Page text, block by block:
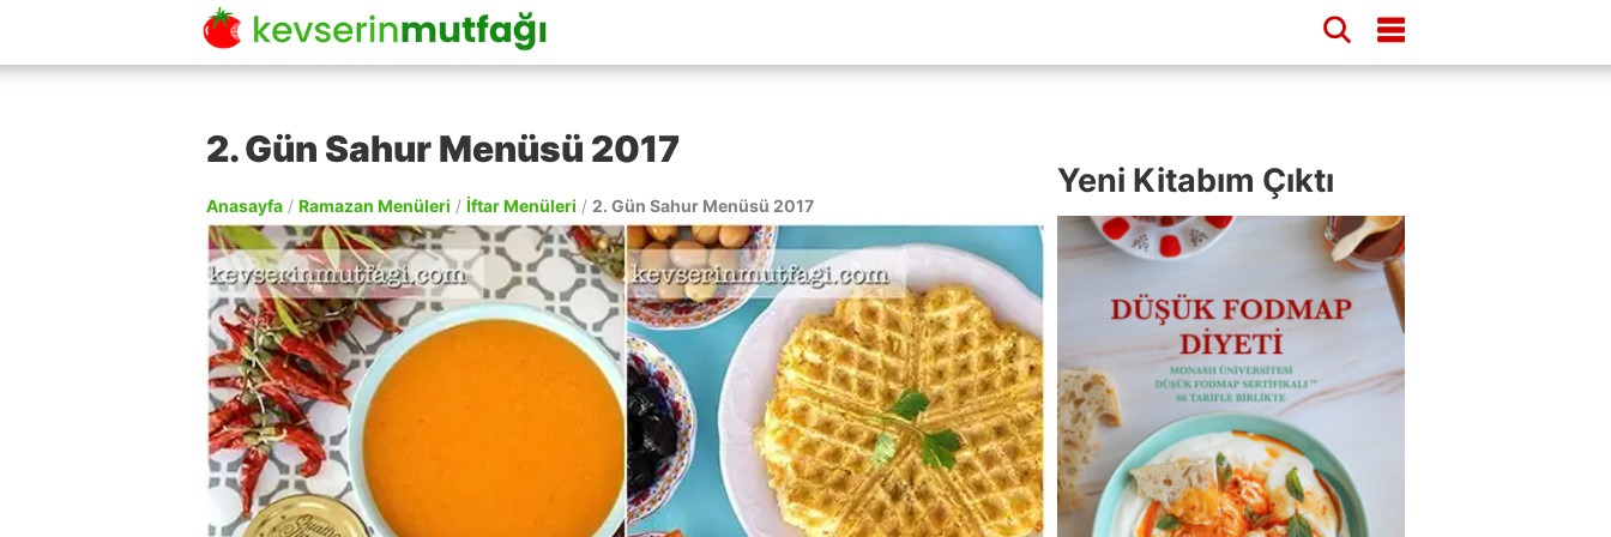
2. Gün Sahur Menüsü 2017
Anasayfa / Ramazan Menüleri / İftar Menüleri / 2. Gün Sahur Menüsü 2017
Yeni Kitabım Çıktı